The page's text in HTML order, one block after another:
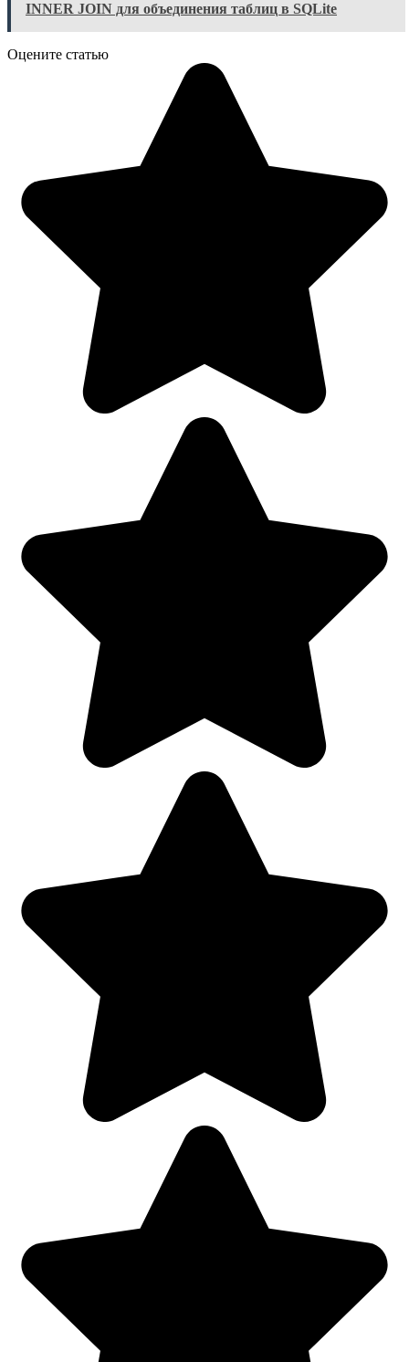
INNER JOIN для объединения таблиц в SQLite
Оцените статью